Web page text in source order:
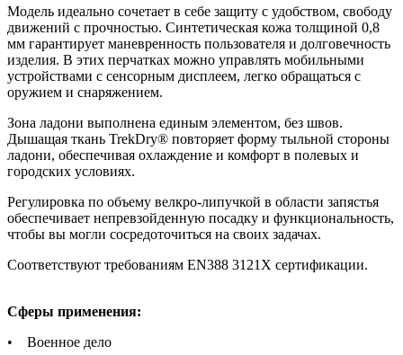
Модель идеально сочетает в себе защиту с удобством, свободу
движений с прочностью. Синтетическая кожа толщиной 0,8
мм гарантирует маневренность пользователя и долговечность
изделия. В этих перчатках можно управлять мобильными
устройствами с сенсорным дисплеем, легко обращаться с
оружием и снаряжением.
Зона ладони выполнена единым элементом, без швов.
Дышащая ткань TrekDry® повторяет форму тыльной стороны
ладони, обеспечивая охлаждение и комфорт в полевых и
городских условиях.
Регулировка по объему велкро-липучкой в области запястья
обеспечивает непревзойденную посадку и функциональность,
чтобы вы могли сосредоточиться на своих задачах.
Соответствуют требованиям EN388 3121X сертификации.
Сферы применения:
• Военное дело